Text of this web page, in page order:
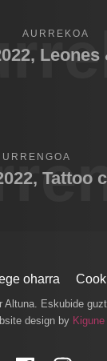
AURREKOA
Tattoo
oharra
Altuna. Eskubide
design by Kigune